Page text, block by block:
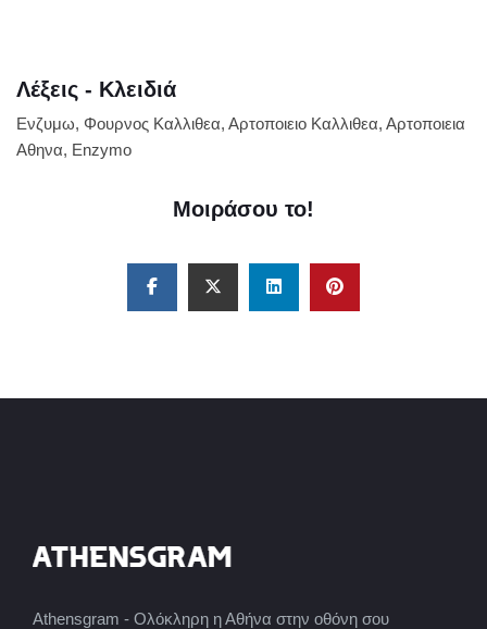
Λέξεις - Κλειδιά
Ενζυμω, Φουρνος Καλλιθεα, Αρτοποιειο Καλλιθεα, Αρτοποιεια
Αθηνα, Enzymo
Μοιράσου το!
Athensgram - Ολόκληρη η Αθήνα στην οθόνη σου